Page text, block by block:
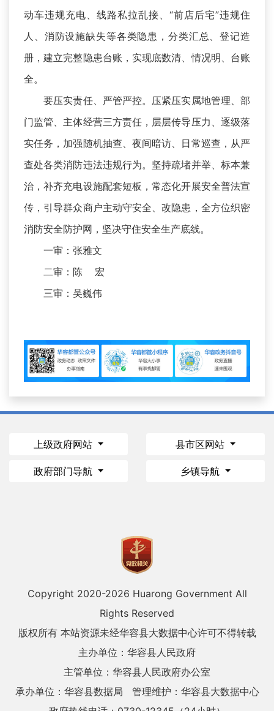
动车违规充电、线路私拉乱接、“前店后宅”违规住
人、消防设施缺失等各类隐患，分类汇总、登记造
册，建立完整隐患台账，实现底数清、情况明、台账
全。
要压实责任、严管严控。压紧压实属地管理、部
门监管、主体经营三方责任，层层传导压力、逐级落
实任务，加强随机抽查、夜间暗访、日常巡查，从严
查处各类消防违法违规行为。坚持疏堵并举、标本兼
治，补齐充电设施配套短板，常态化开展安全普法宣
传，引导群众商户主动守安全、改隐患，全方位织密
消防安全防护网，坚决守住安全生产底线。
一审：张雅文
二审：陈 宏
三审：吴巍伟
上级政府网站 县市区网站
政府部门导航 乡镇导航
Copyright 2020-2026 Huarong Government All
Rights Reserved
版权所有 本站资源未经华容县大数据中心许可不得转载
主办单位：华容县人民政府
主管单位：华容县人民政府办公室
承办单位：华容县数据局
管理维护：华容县大数据中心